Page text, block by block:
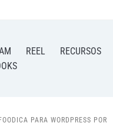
REEL
RECURSOS
PARA WORDPRESS POR